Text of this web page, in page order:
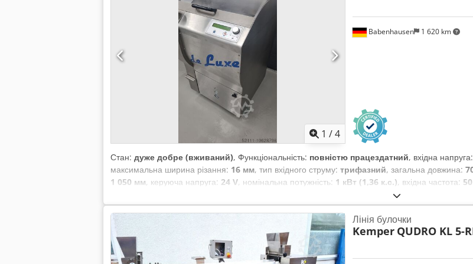
1 /4
Babenhausen 1 620 km
Стан: дуже добре (вживаний), Функціональність: повністю працездатний, вхідна напруга:
максимальна ширина різання: 16 мм, тип вхідного струму: трифазний, загальна довжина:
1 050 мм, керуюча напруга: 24 V, номінальна потужність: 1 кВт (1,36 к.с.), вхідна частота:
, Rego Herlitzius Roto Shop DL Дискова
Ножі відновлені: відшліфовані та покриті Ручне керування за допомогою поворотного
перевірено згідно DGUV V3 Підключення: 400 В, штекер 16A-CEE Розміри: 1000 x 700 x
та перевірена SAB Опції: Договір на сервісне обслуговування Сервісний пакет Послуга
Tjpfx Apheha Ще більше відмінних хлібопекарських машин в наявності!
Лінія булочки
Kemper QUDRO KL 5-